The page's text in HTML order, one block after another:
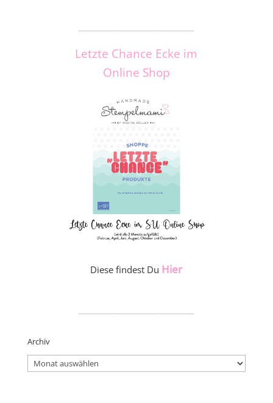
Letzte Chance Ecke im
Online Shop
Diese findest Du Hier
Archiv
Archiv